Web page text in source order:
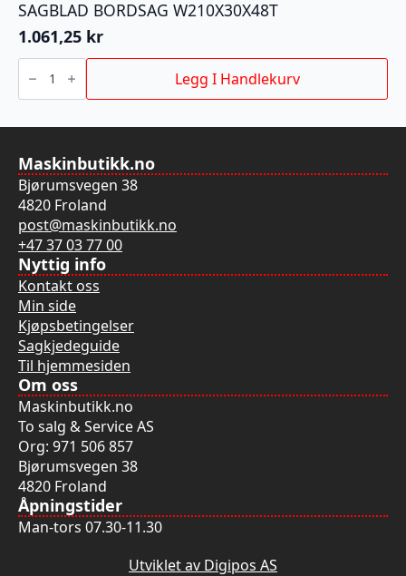
SAGBLAD BORDSAG W210X30X48T
1.061,25 kr
SAGBLAD
BORDSAG
W210X30X48T
antall
Legg I Handlekurv
Maskinbutikk.no
Bjørumsvegen 38
4820 Froland
post@maskinbutikk.no
+47 37 03 77 00
Nyttig info
Kontakt oss
Min side
Kjøpsbetingelser
Sagkjedeguide
Til hjemmesiden
Om oss
Maskinbutikk.no
To salg & Service AS
Org: 971 506 857
Bjørumsvegen 38
4820 Froland
Åpningstider
Man-tors 07.30-11.30
Utviklet av Digipos AS